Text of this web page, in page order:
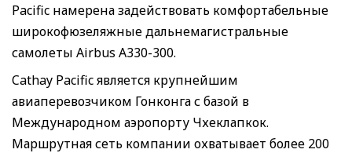
Pacific намерена задействовать комфортабельные
широкофюзеляжные дальнемагистральные
самолеты Airbus A330-300.
Cathay Pacific является крупнейшим
авиаперевозчиком Гонконга с базой в
Международном аэропорту Чхеклапкок.
Маршрутная сеть компании охватывает более 200